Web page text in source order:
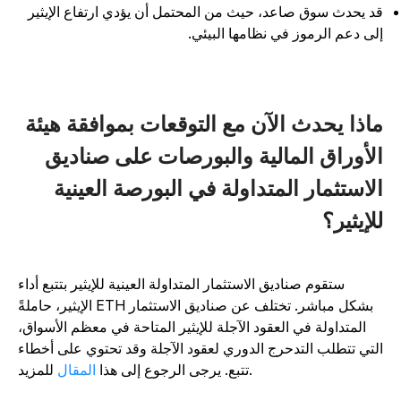
يحدث سوق صاعد، حيث من المحتمل أن يؤدي ارتفاع الإيثير
دعم الرموز في نظامها البيئي.
يحدث الآن مع التوقعات بموافقة هيئة
المالية والبورصات على صناديق
المتداولة في البورصة العينية
ستقوم صناديق الاستثمار المتداولة العينية للإيثير بتتبع أداء
الإيثير، حاملةً ETH بشكل مباشر. تختلف عن صناديق الاستثمار
المتداولة في العقود الآجلة للإيثير المتاحة في معظم الأسواق،
تتطلب التدحرج الدوري لعقود الآجلة وقد تحتوي على أخطاء
تتبع. يرجى الرجوع إلى هذا المقال